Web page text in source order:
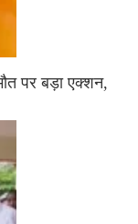
पर बड़ा एक्शन,